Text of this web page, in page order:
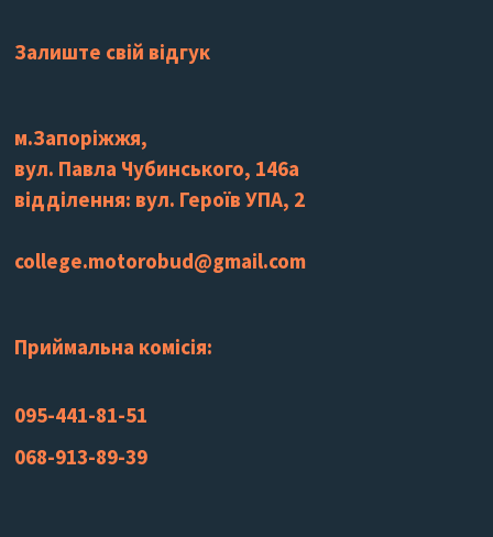
Залиште свій відгук
м.Запоріжжя,
вул. Павла Чубинського, 146а
відділення: вул. Героїв УПА, 2
college.motorobud@gmail.com
Приймальна комісія:
095-441-81-51
068-913-89-39